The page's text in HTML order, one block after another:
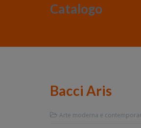
Catalogo
Bacci Aris
Arte moderna e